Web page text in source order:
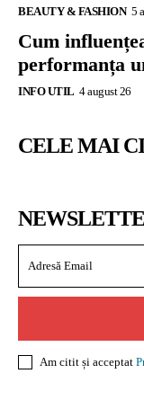
BEAUTY & FASHION 5
Cum
performanța
INFO UTIL 4 august 26
CELE MAI
Am citit și acceptat